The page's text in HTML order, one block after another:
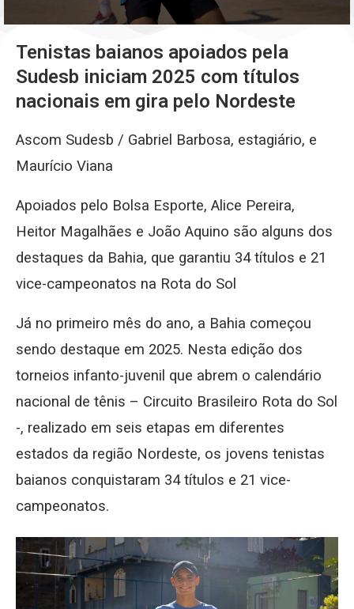
Tenistas baianos apoiados pela
Sudesb iniciam 2025 com títulos
nacionais em gira pelo Nordeste
Ascom Sudesb / Gabriel Barbosa, estagiário, e
Maurício Viana
Apoiados pelo Bolsa Esporte, Alice Pereira,
Heitor Magalhães e João Aquino são alguns dos
destaques da Bahia, que garantiu 34 títulos e 21
vice-campeonatos na Rota do Sol
Já no primeiro mês do ano, a Bahia começou
sendo destaque em 2025. Nesta edição dos
torneios infanto-juvenil que abrem o calendário
nacional de tênis – Circuito Brasileiro Rota do Sol
-, realizado em seis etapas em diferentes
estados da região Nordeste, os jovens tenistas
baianos conquistaram 34 títulos e 21 vice-
campeonatos.